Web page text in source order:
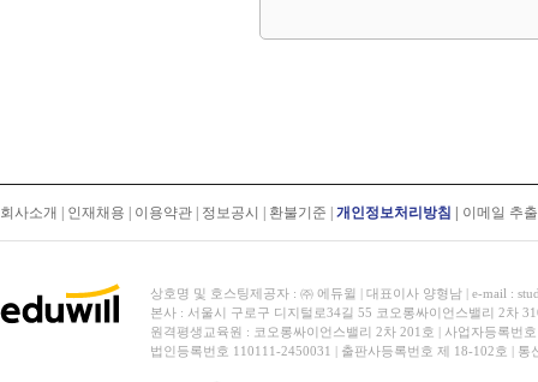
회사소개 인재채용 이용약관 정보공시 환불기준 개인정보처리방침 이메일 추
상호명 및 호스팅제공자 : ㈜ 에듀윌 | 대표이사 양형남 | e-mail :
본사 : 서울시 구로구 디지털로34길 55 코오롱싸이언스밸리 2차
원격평생교육원 : 코오롱싸이언스밸리 2차 201호 | 사업자등록번
법인등록번호 110111-2450031 | 출판사등록번호 제 18-102호 |